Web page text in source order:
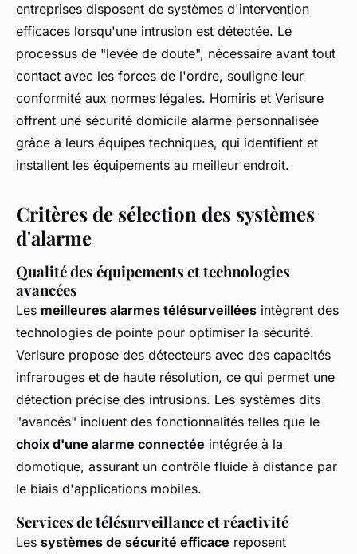
entreprises disposent de systèmes d'intervention
efficaces lorsqu'une intrusion est détectée. Le
processus de "levée de doute", nécessaire avant tout
contact avec les forces de l'ordre, souligne leur
conformité aux normes légales. Homiris et Verisure
offrent une sécurité domicile alarme personnalisée
grâce à leurs équipes techniques, qui identifient et
installent les équipements au meilleur endroit.
Critères de sélection des systèmes
d'alarme
Qualité des équipements et technologies
avancées
Les meilleures alarmes télésurveillées intègrent des
technologies de pointe pour optimiser la sécurité.
Verisure propose des détecteurs avec des capacités
infrarouges et de haute résolution, ce qui permet une
détection précise des intrusions. Les systèmes dits
"avancés" incluent des fonctionnalités telles que le
choix d'une alarme connectée intégrée à la
domotique, assurant un contrôle fluide à distance par
le biais d'applications mobiles.
Services de télésurveillance et réactivité
Les systèmes de sécurité efficace reposent